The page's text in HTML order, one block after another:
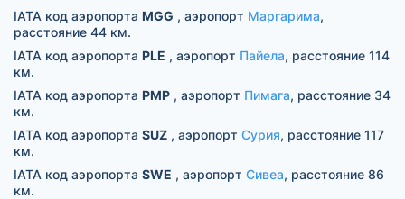
IATA код аэропорта MGG , аэропорт Маргарима,
расстояние 44 км.
IATA код аэропорта PLE , аэропорт Пайела, расстояние 114
км.
IATA код аэропорта PMP , аэропорт Пимага, расстояние 34
км.
IATA код аэропорта SUZ , аэропорт Сурия, расстояние 117
км.
IATA код аэропорта SWE , аэропорт Сивеа, расстояние 86
км.